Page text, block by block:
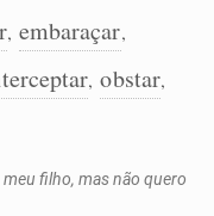
, embaraçar,
, obstar,
filho, mas não quero